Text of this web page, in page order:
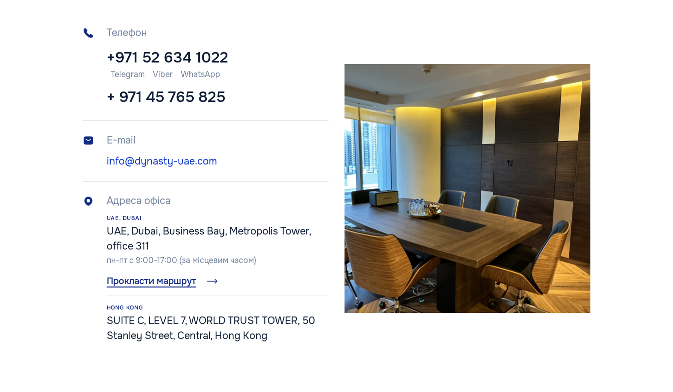
Телефон
+971 52 634 1022
Telegram Viber WhatsApp
+ 971 45 765 825
E-mail
info@dynasty-uae.com
Адреса офіса
UAE, DUBAI
UAE, Dubai, Business Bay, Metropolis Tower,
office 311
пн-пт с 9:00-17:00 (за місцевим часом)
Прокласти маршрут
HONG KONG
SUITE C, LEVEL 7, WORLD TRUST TOWER, 50
Stanley Street, Central, Hong Kong